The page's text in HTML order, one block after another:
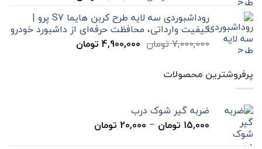
7,000,000 تومان
بود.
4,900,000 تومان
است.
روداشبوردی سه‌ لایه طرح کربن هایما S7 پرو |
کیفیت وارداتی، محافظت حرفه‌ای از داشبورد خودرو
7,000,000تومان قیمت
4,900,000 تومانقیمت
پرفروشترین محصولات
ضربه گیر شوک درب
15,000 تومان –
20,000 تومان